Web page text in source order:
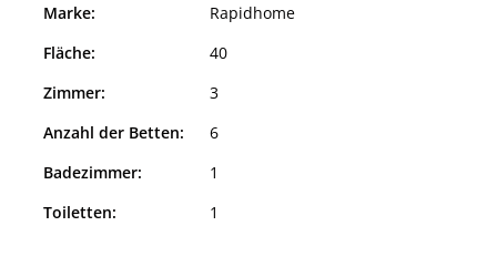
Marke:
Rapidhome
Fläche:
40
Zimmer:
3
Anzahl der Betten:
6
Badezimmer:
1
Toiletten:
1